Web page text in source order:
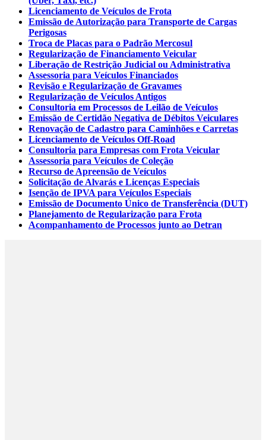
Licenciamento de Veículos de Frota
Emissão de Autorização para Transporte de Cargas
Perigosas
Troca de Placas para o Padrão Mercosul
Regularização de Financiamento Veicular
Liberação de Restrição Judicial ou Administrativa
Assessoria para Veículos Financiados
Revisão e Regularização de Gravames
Regularização de Veículos Antigos
Consultoria em Processos de Leilão de Veículos
Emissão de Certidão Negativa de Débitos Veiculares
Renovação de Cadastro para Caminhões e Carretas
Licenciamento de Veículos Off-Road
Consultoria para Empresas com Frota Veicular
Assessoria para Veículos de Coleção
Recurso de Apreensão de Veículos
Solicitação de Alvarás e Licenças Especiais
Isenção de IPVA para Veículos Especiais
Emissão de Documento Único de Transferência (DUT)
Planejamento de Regularização para Frota
Acompanhamento de Processos junto ao Detran